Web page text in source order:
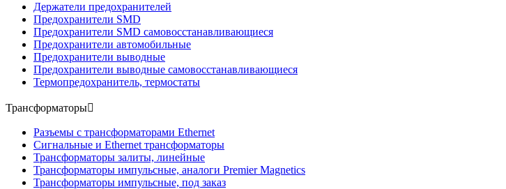
Держатели предохранителей
Предохранители SMD
Предохранители SMD самовосстанавливающиеся
Предохранители автомобильные
Предохранители выводные
Предохранители выводные самовосстанавливающиеся
Термопредохранитель, термостаты
Трансформаторы
Разъемы с трансформаторами Ethernet
Сигнальные и Ethernet трансформаторы
Трансформаторы залиты, линейные
Трансформаторы импульсные, аналоги Premier Magnetics
Трансформаторы импульсные, под заказ